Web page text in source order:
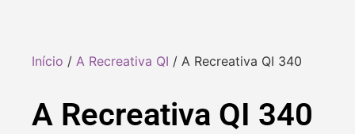
Início / A Recreativa QI / A Recreativa QI 340
A Recreativa QI 340